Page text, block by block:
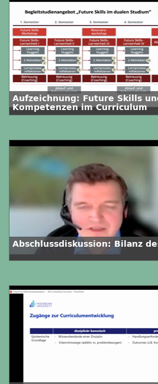
Aufzeichnung: Future Skills
Kompetenzen im Curriculum
Abschlussdiskussion: Bilanz